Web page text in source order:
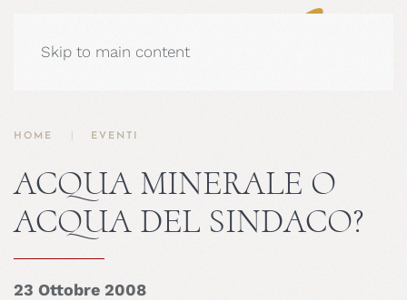
Skip to main content
HOME EVENTI
ACQUA MINERALE O
ACQUA DEL SINDACO?
23 Ottobre 2008